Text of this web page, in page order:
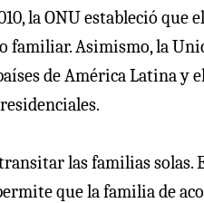
la ONU estableció
familiar. Asimismo, la
de América Latina y
las familias solas.
que la familia de